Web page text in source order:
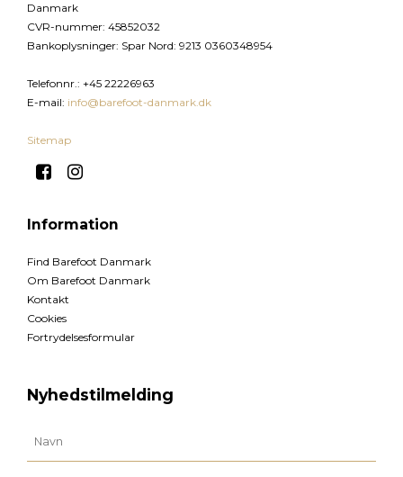
Danmark
CVR-nummer: 45852032
Bankoplysninger: Spar Nord: 9213 0360348954
Telefonnr.: +45 22226963
E-mail: info@barefoot-danmark.dk
Sitemap
Information
Find Barefoot Danmark
Om Barefoot Danmark
Kontakt
Cookies
Fortrydelsesformular
Nyhedstilmelding